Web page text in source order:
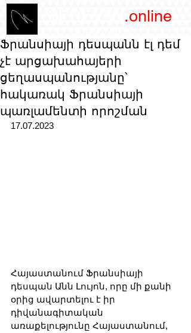
.online
Ֆրանսիայի դեսպանն էլ դեմ
չէ արցախահայերի
ցեղասպանությանը՝
հակառակ Ֆրանսիայի
պառլամենտի որոշման
17.07.2023
Հայաստանում Ֆրանսիայի
դեսպան Անն Լույոն, որը մի քանի
օրից ավարտելու է իր
դիվանագիտական
առաքելությունը Հայաստանում,